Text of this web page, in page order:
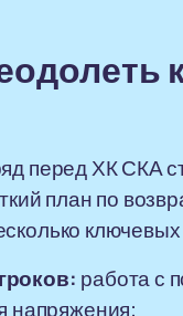
перед ХК СКА
план по
ключевых
работа с
напряжения;